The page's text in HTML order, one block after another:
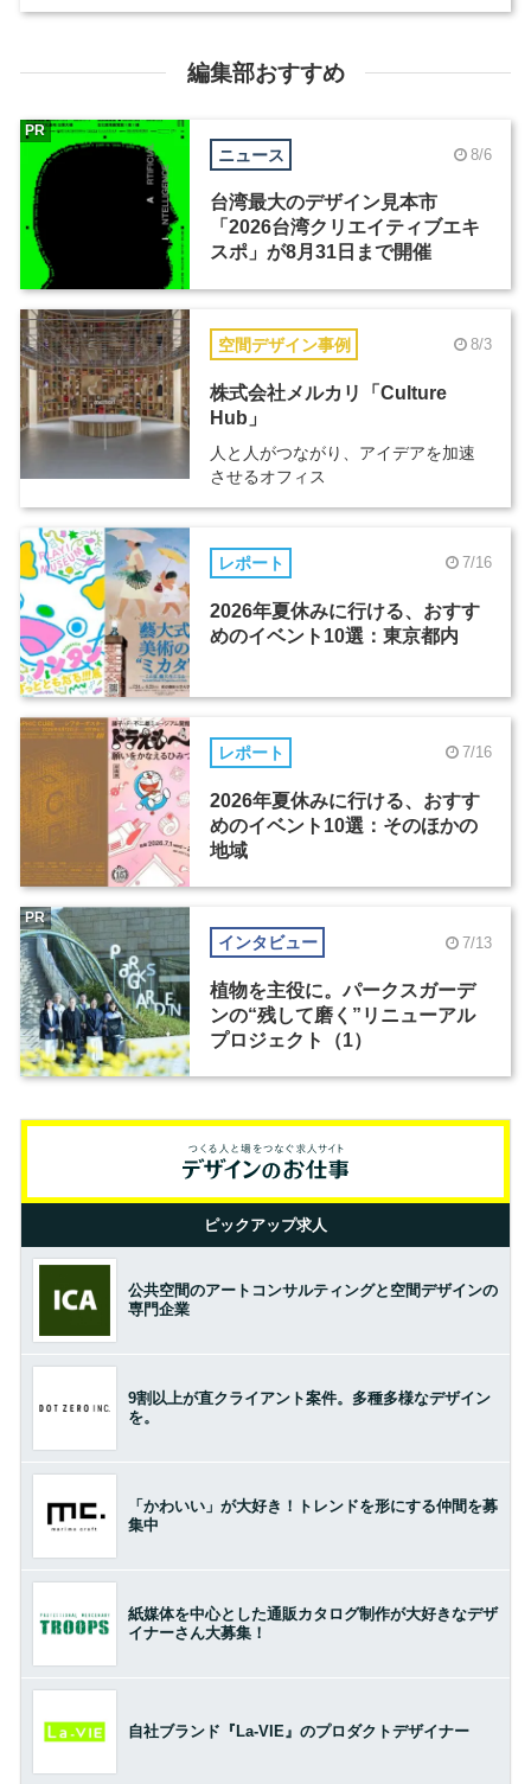
編集部おすすめ
ニュース 8/6
台湾最大のデザイン見本市
「2026台湾クリエイティブエキ
スポ」が8月31日まで開催
PR
空間デザイン事例 8/3
株式会社メルカリ「Culture
Hub」
人と人がつながり、アイデアを加速
させるオフィス
レポート 7/16
2026年夏休みに行ける、おすす
めのイベント10選：東京都内
レポート 7/16
2026年夏休みに行ける、おすす
めのイベント10選：そのほかの
地域
インタビュー 7/13
植物を主役に。パークスガーデ
ンの“残して磨く”リニューアル
プロジェクト（1）
PR
ピックアップ求人
公共空間のアートコンサルティングと空間デザインの
専門企業
9割以上が直クライアント案件。多種多様なデザイン
を。
「かわいい」が大好き！トレンドを形にする仲間を募
集中
紙媒体を中心とした通販カタログ制作が大好きなデザ
イナーさん大募集！
自社ブランド『La-VIE』のプロダクトデザイナー